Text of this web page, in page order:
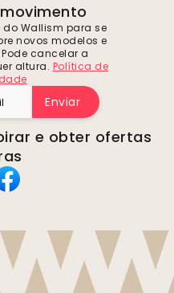
Wallism para se
novos modelos e
cancelar a
altura. Política de
Enviar
e obter ofertas